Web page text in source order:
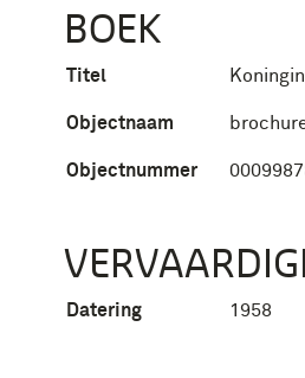
BOEK
Titel
Objectnaam
Objectnummer
Datering 1958